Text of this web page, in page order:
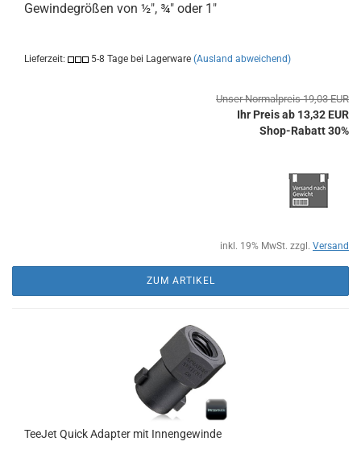
Gewindegrößen von ½", ¾" oder 1"
Lieferzeit: 5-8 Tage bei Lagerware (Ausland abweichend)
Unser Normalpreis 19,03 EUR
Ihr Preis ab 13,32 EUR
Shop-Rabatt 30%
inkl. 19% MwSt. zzgl. Versand
ZUM ARTIKEL
TeeJet Quick Adapter mit Innengewinde